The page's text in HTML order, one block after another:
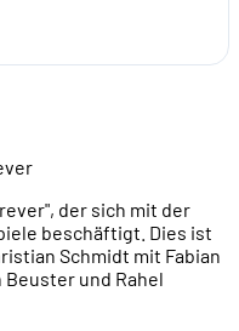
der sich mit der
beschäftigt. Dies ist
Schmidt mit Fabian
und Rahel